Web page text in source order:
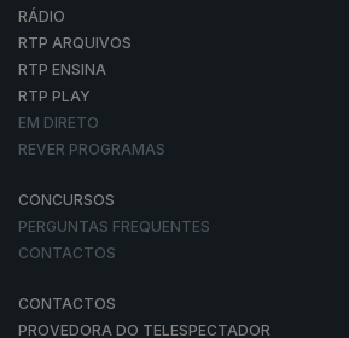
RÁDIO
RTP ARQUIVOS
RTP ENSINA
RTP PLAY
EM DIRETO
REVER PROGRAMAS
CONCURSOS
PERGUNTAS FREQUENTES
CONTACTOS
CONTACTOS
PROVEDORA DO TELESPECTADOR